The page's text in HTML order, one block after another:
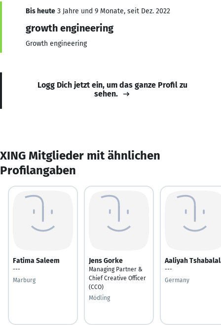
Bis heute 3 Jahre und 9 Monate, seit Dez. 2022
growth engineering
Growth engineering
Logg Dich jetzt ein, um das ganze Profil zu
sehen.
XING Mitglieder mit ähnlichen
Profilangaben
Fatima Saleem
---
Marburg
Jens Gorke
Managing Partner &
Chief Creative Officer
(CCO)
Mödling
Aaliyah
---
Germany